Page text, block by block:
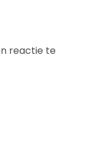
reactie te